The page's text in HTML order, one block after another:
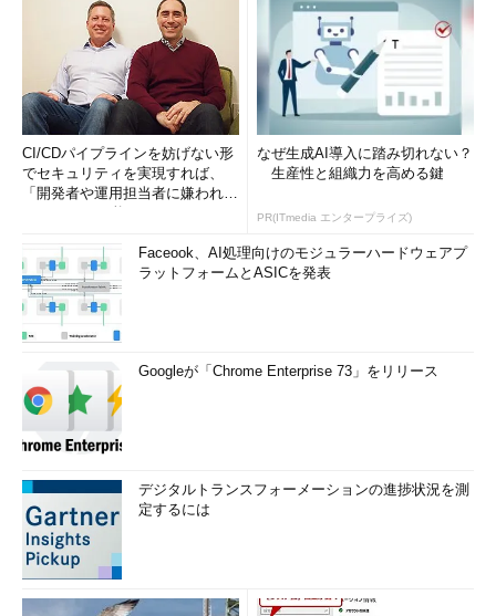
CI/CDパイプラインを妨げない形
でセキュリティを実現すれば、
「開発者や運用担当者に嫌われな
なぜ生成AI導入に踏み切れない？
生産性と組織力を高める鍵
PR(ITmedia エンタープライズ)
Faceook、AI処理向けのモジュラーハードウェアプ
ラットフォームとASICを発表
Googleが「Chrome Enterprise 73」をリリース
デジタルトランスフォーメーションの進捗状況を測
定するには